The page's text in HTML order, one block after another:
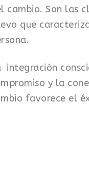
cambio. Son las
que
integración
y la
favorece el